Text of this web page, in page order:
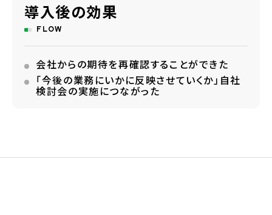
導入後の効果
FLOW
会社からの期待を再確認することができた
「今後の業務にいかに反映させていくか」自社
検討会の実施につながった